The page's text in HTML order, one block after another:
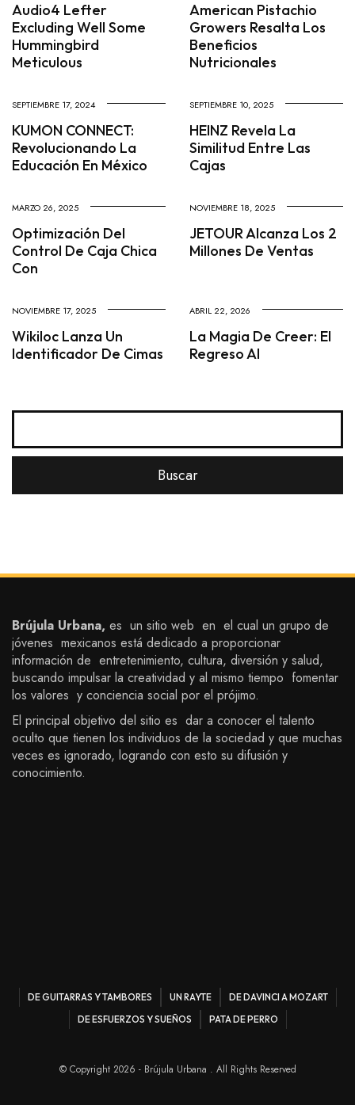
Audio4 Lefter
Excluding Well Some
Hummingbird
Meticulous
American Pistachio
Growers Resalta Los
Beneficios
Nutricionales
SEPTIEMBRE 17, 2024
KUMON CONNECT:
Revolucionando La
Educación En México
SEPTIEMBRE 10, 2025
HEINZ Revela La
Similitud Entre Las
Cajas
MARZO 26, 2025
Optimización Del
Control De Caja Chica
Con
NOVIEMBRE 18, 2025
JETOUR Alcanza Los 2
Millones De Ventas
NOVIEMBRE 17, 2025
Wikiloc Lanza Un
Identificador De Cimas
ABRIL 22, 2026
La Magia De Creer: El
Regreso Al
Brújula Urbana, es un sitio web en el cual un grupo de
jóvenes mexicanos está dedicado a proporcionar
información de entretenimiento, cultura, diversión y salud,
buscando impulsar la creatividad y al mismo tiempo fomentar
los valores y conciencia social por el prójimo.
El principal objetivo del sitio es dar a conocer el talento
oculto que tienen los individuos de la sociedad y que muchas
veces es ignorado, logrando con esto su difusión y
conocimiento.
DE GUITARRAS Y TAMBORES UN RAYTE
DE DAVINCI A MOZART
DE ESFUERZOS Y SUEÑOS
PATA DE PERRO
© Copyright 2026 - Brújula Urbana . All Rights Reserved